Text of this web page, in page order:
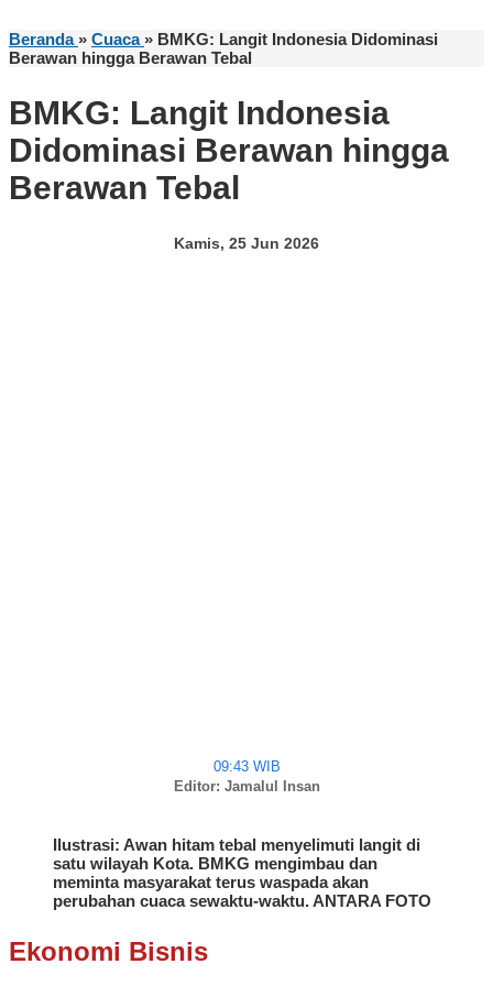
Beranda » Cuaca » BMKG: Langit Indonesia Didominasi
Berawan hingga Berawan Tebal
BMKG: Langit Indonesia
Didominasi Berawan hingga
Berawan Tebal
Kamis, 25 Jun 2026
09:43 WIB
Editor: Jamalul Insan
Ilustrasi: Awan hitam tebal menyelimuti langit di
satu wilayah Kota. BMKG mengimbau dan
meminta masyarakat terus waspada akan
perubahan cuaca sewaktu-waktu. ANTARA FOTO
Ekonomi Bisnis